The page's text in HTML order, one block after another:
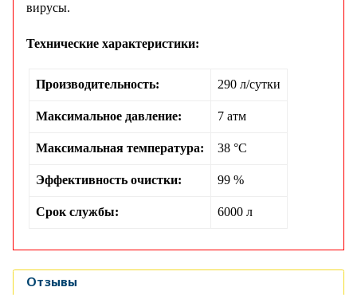
вирусы.
Технические характеристики:
Производительность: 290 л/сутки
Максимальное давление: 7 атм
Максимальная температура: 38 °С
Эффективность очистки: 99 %
Срок службы: 6000 л
Отзывы